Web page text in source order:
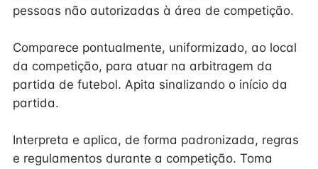
pessoas não autorizadas à área de competição.
Comparece pontualmente, uniformizado, ao local
da competição, para atuar na arbitragem da
partida de futebol. Apita sinalizando o início da
partida.
Interpreta e aplica, de forma padronizada, regras
e regulamentos durante a competição. Toma